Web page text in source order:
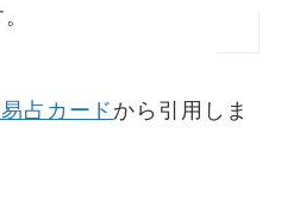
占カードから引用しま